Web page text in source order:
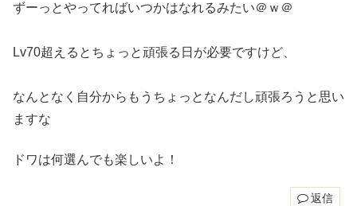
ずーっとやってればいつかはなれるみたい＠ｗ＠
Lv70超えるとちょっと頑張る日が必要ですけど、
なんとなく自分からもうちょっとなんだし頑張ろうと思い
ますな
ドワは何選んでも楽しいよ！
返信